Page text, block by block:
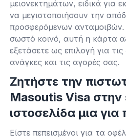
μειονεκτημάτων, ειδικά για
να μεγιστοποιήσουν την
προσφερόμενων ανταμοιβών.
σωστό κοινό, αυτή η κάρτα
εξετάσετε ως επιλογή για τις
ανάγκες και τις αγορές σας.
Ζητήστε την
Masoutis Visa στην
ιστοσελίδα μια
Είστε πεπεισμένοι για τα